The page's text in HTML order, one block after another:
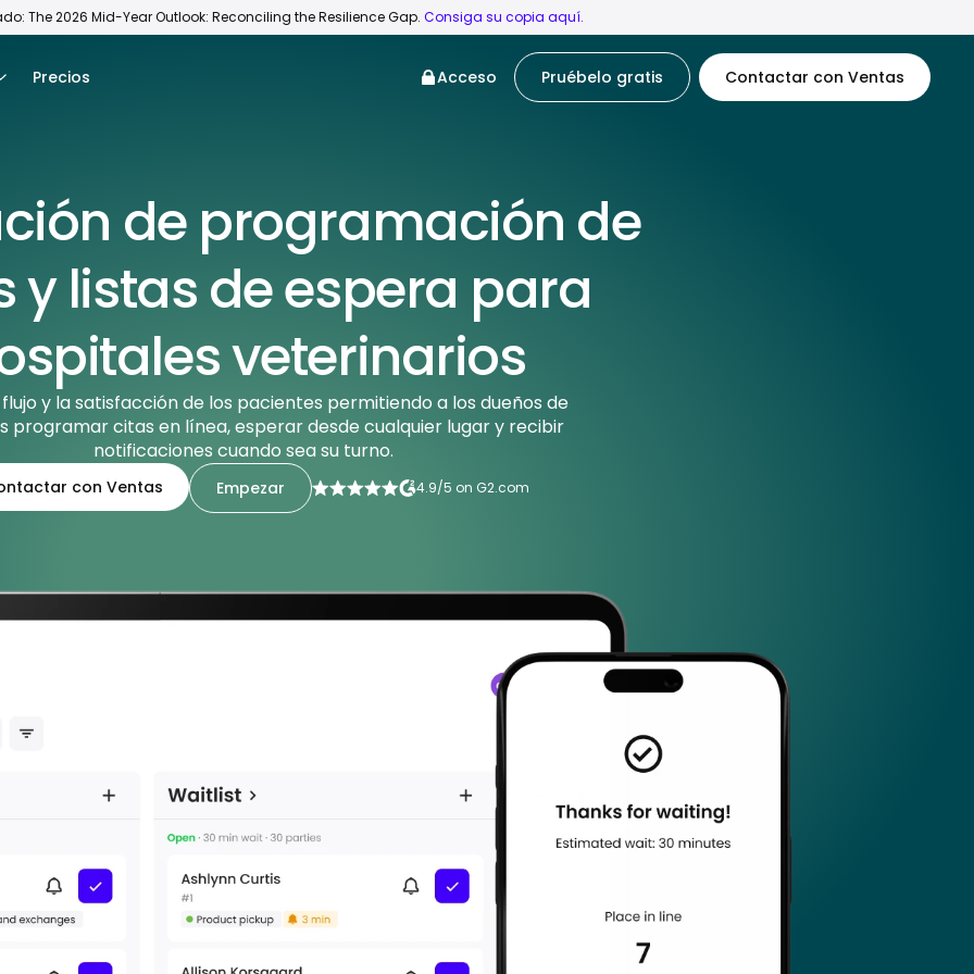
The 2026 Mid-Year Outlook: Reconciling the Resilience Gap. Consiga su copia aquí.
Precios Acceso Pruébelo gratis Contactar con Ventas
de programación de
y listas de espera para
veterinarios
y la satisfacción de los pacientes permitiendo a los dueños de
programar citas en línea, esperar desde cualquier lugar y recibir
notificaciones cuando sea su turno.
con Ventas Empezar 4.9/5 on G2.com